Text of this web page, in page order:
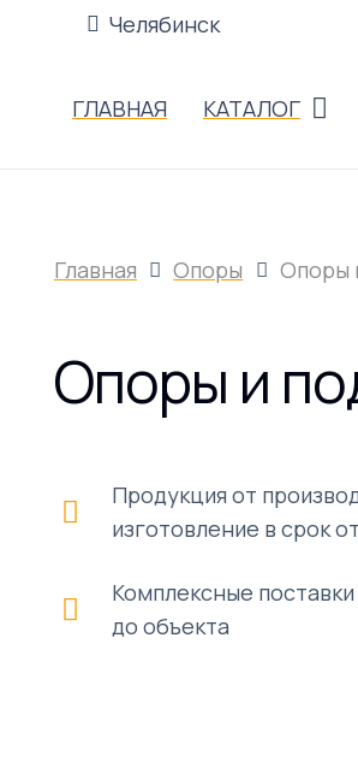
Челябинск
ГЛАВНАЯ КАТАЛОГ
Главная Опоры Опоры
Опоры и
Продукция от
изготовление в срок
Комплексные
до объекта